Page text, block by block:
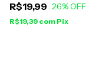
R$19,99 26% OFF
R$19,39 com Pix